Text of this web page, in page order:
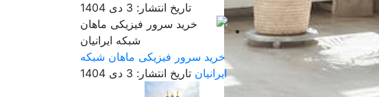
تاریخ انتشار: 3 دی 1404
خرید سرور فیزیکی ماهان شبکه
ایرانیان تاریخ انتشار: 3 دی 1404